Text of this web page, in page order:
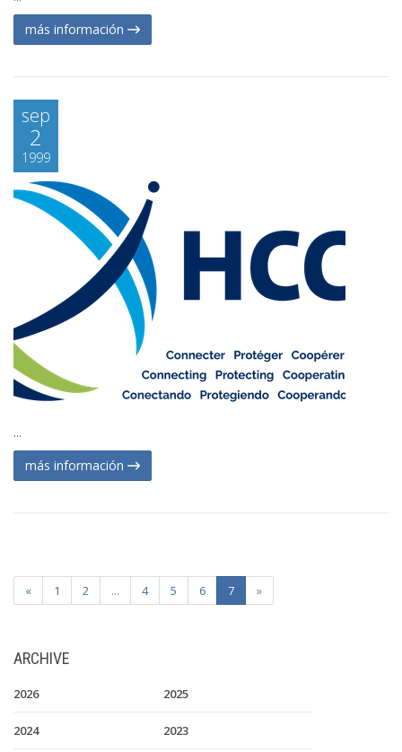
más información
sep
2
1999
...
más información
« 1 2 ... 4 5 6 7 »
ARCHIVE
2026 2025
2024 2023